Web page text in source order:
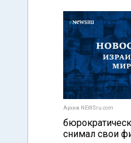
Архив NEWSru.com
снимал свои